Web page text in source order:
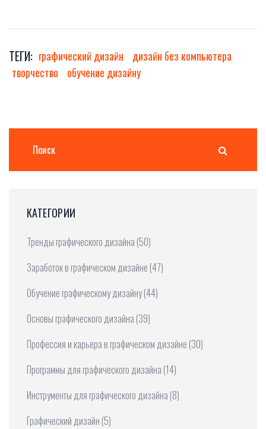
ТЕГИ: графический дизайн
дизайн без компьютера
творчество
обучение дизайну
КАТЕГОРИИ
Тренды графического дизайна (50)
Заработок в графическом дизайне (47)
Обучение графическому дизайну(44)
Основы графического дизайна (39)
Профессия и карьера в графическом дизайне (30)
Программы для графического дизайна (14)
Инструменты для графического дизайна (8)
Графический дизайн (5)